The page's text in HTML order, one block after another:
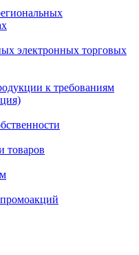
электронных торговых
к требованиям
товаров